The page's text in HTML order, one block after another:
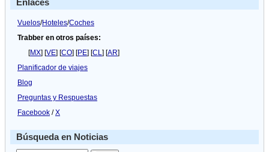
Enlaces
Vuelos/Hoteles/Coches
Trabber en otros países:
[MX] [VE] [CO] [PE] [CL] [AR]
Planificador de viajes
Blog
Preguntas y Respuestas
Facebook /X
Búsqueda en Noticias